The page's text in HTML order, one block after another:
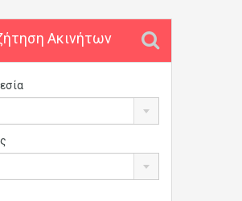
Ακινήτων